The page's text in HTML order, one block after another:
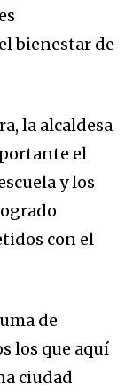
bienestar de
la alcaldesa
el
y los
con el
de
los que aquí
ciudad